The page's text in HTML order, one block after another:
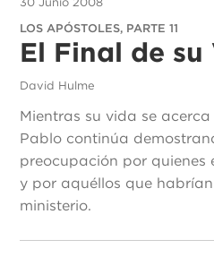
LOS APÓSTOLES, PARTE 11
El Final de su
David Hulme
Mientras su vida se
Pablo continúa
preocupación por
y por aquéllos que
ministerio.